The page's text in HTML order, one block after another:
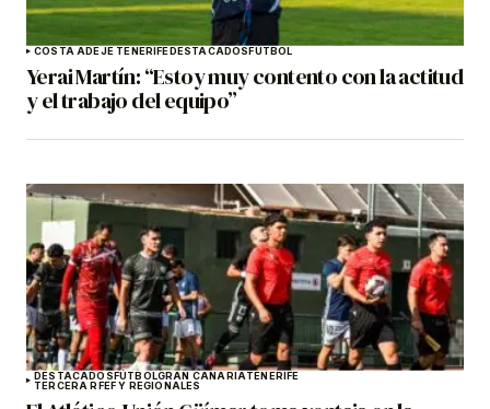
COSTA ADEJE TENERIFEDESTACADOSFÚTBOL
Yerai Martín: “Estoy muy contento con la actitud
y el trabajo del equipo”
DESTACADOSFÚTBOLGRAN CANARIATENERIFE
TERCERA RFEF Y REGIONALES